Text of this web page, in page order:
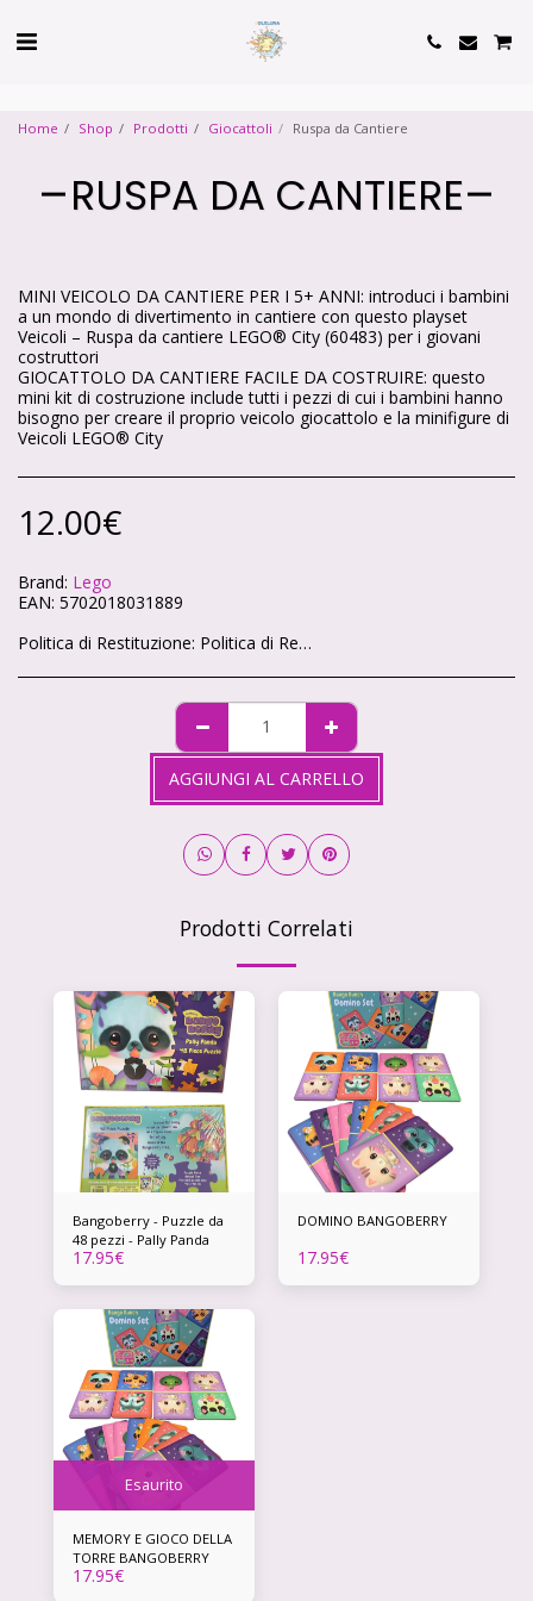
Home Shop Prodotti Giocattoli Ruspa da Cantiere
RUSPA DA CANTIERE
MINI VEICOLO DA CANTIERE PER I 5+ ANNI: introduci i bambini
a un mondo di divertimento in cantiere con questo playset
Veicoli – Ruspa da cantiere LEGO® City (60483) per i giovani
costruttori
GIOCATTOLO DA CANTIERE FACILE DA COSTRUIRE: questo
mini kit di costruzione include tutti i pezzi di cui i bambini hanno
bisogno per creare il proprio veicolo giocattolo e la minifigure di
Veicoli LEGO® City
12.00€
Brand: Lego
EAN: 5702018031889
Politica di Restituzione: Politica di Reso – Cartoleria Soleluna 🌞🌙 Ci teniamo che ogni acquisto sul nostro shop ti renda felice. Se qualcosa non va, niente panico: hai sempre la possibilità di restituire i tuoi articoli in modo semplice e veloce. 🕒 Quanto tempo hai? Hai 14 giorni di tempo da quando ricevi il pacco per chiedere il reso, come previsto dalla legge. 📦 Condizioni degli articoli Gli articoli devono tornare da noi intatti, non utilizzati e nella loro confezione originale. Non possiamo accettare resi di prodotti personalizzati o già aperti (per motivi igienici). ✉️ Come fare richiesta Scrivici a info@cartoleriasoleluna.it con il numero d’ordine e l’articolo che vuoi restituire. Ti invieremo tutte le istruzioni via mail. Spedisci il pacco all’indirizzo che ti forniremo. 🚚 Spese di spedizione Se hai cambiato idea, le spese di reso sono a carico tuo. Se invece ti è arrivato un prodotto sbagliato o difettoso, ce ne occuperemo noi senza costi extra. 💳 Rimborso Appena riceviamo e controlliamo gli articoli, ti rimborseremo entro 14 giorni sullo stesso metodo di pagamento che hai usato per l’acquisto.
AGGIUNGI AL CARRELLO
Prodotti Correlati
Bangoberry - Puzzle da
48 pezzi - Pally Panda
17.95€
DOMINO BANGOBERRY
17.95€
Esaurito
MEMORY E GIOCO DELLA
TORRE BANGOBERRY
17.95€